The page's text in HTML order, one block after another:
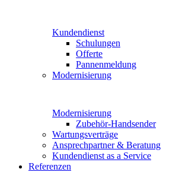
Kundendienst
Schulungen
Offerte
Pannenmeldung
Modernisierung
Modernisierung
Zubehör-Handsender
Wartungsverträge
Ansprechpartner & Beratung
Kundendienst as a Service
Referenzen